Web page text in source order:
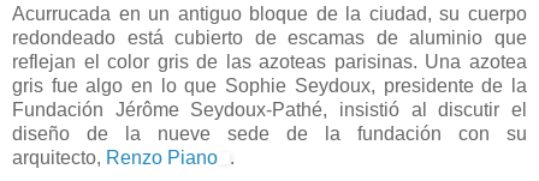
Acurrucada en un antiguo bloque de la ciudad, su cuerpo
redondeado está cubierto de escamas de aluminio que
reflejan el color gris de las azoteas parisinas. Una azotea
gris fue algo en lo que Sophie Seydoux, presidente de la
Fundación Jérôme Seydoux-Pathé, insistió al discutir el
diseño de la nueve sede de la fundación con su
arquitecto, Renzo Piano .